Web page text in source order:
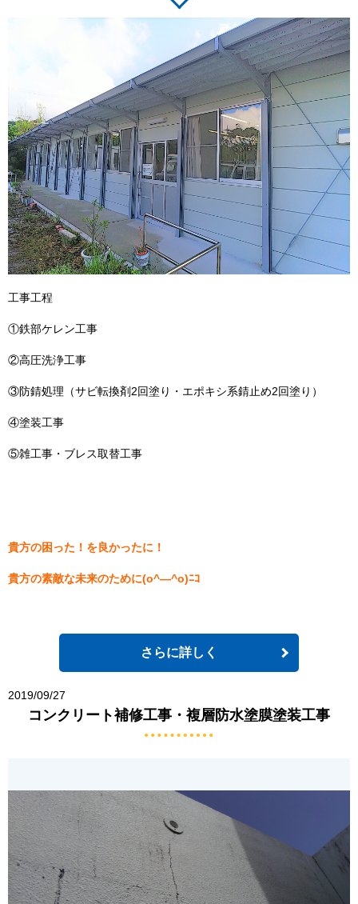
工事工程
①鉄部ケレン工事
②高圧洗浄工事
③防錆処理（サビ転換剤2回塗り・エポキシ系錆止め2回塗り）
④塗装工事
⑤雑工事・ブレス取替工事
貴方の困った！を良かったに！
貴方の素敵な未来のために(o^―^o)ﾆｺ
さらに詳しく
2019/09/27
コンクリート補修工事・複層防水塗膜塗装工事